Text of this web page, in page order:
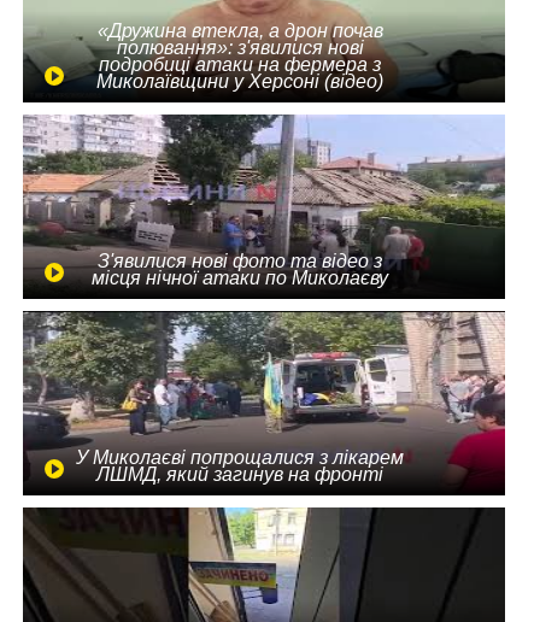
«Дружина втекла, а дрон почав
полювання»: з'явилися нові
подробиці атаки на фермера з
Миколаївщини у Херсоні (відео)
З'явилися нові фото та відео з
місця нічної атаки по Миколаєву
У Миколаєві попрощалися з лікарем
ЛШМД, який загинув на фронті